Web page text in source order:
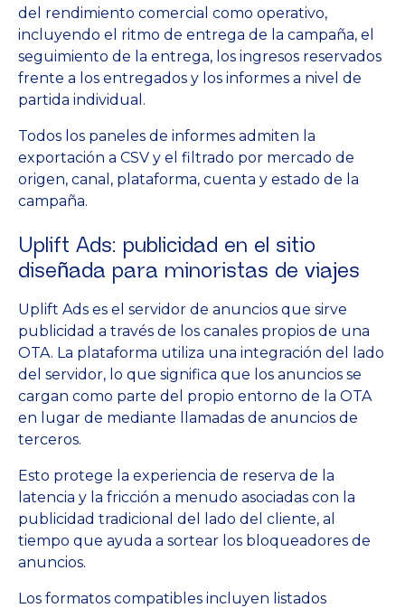
del rendimiento comercial como operativo,
incluyendo el ritmo de entrega de la campaña, el
seguimiento de la entrega, los ingresos reservados
frente a los entregados y los informes a nivel de
partida individual.
Todos los paneles de informes admiten la
exportación a CSV y el filtrado por mercado de
origen, canal, plataforma, cuenta y estado de la
campaña.
Uplift Ads: publicidad en el sitio
diseñada para minoristas de viajes
Uplift Ads es el servidor de anuncios que sirve
publicidad a través de los canales propios de una
OTA. La plataforma utiliza una integración del lado
del servidor, lo que significa que los anuncios se
cargan como parte del propio entorno de la OTA
en lugar de mediante llamadas de anuncios de
terceros.
Esto protege la experiencia de reserva de la
latencia y la fricción a menudo asociadas con la
publicidad tradicional del lado del cliente, al
tiempo que ayuda a sortear los bloqueadores de
anuncios.
Los formatos compatibles incluyen listados